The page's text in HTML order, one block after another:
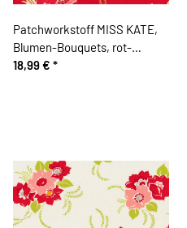
Patchworkstoff MISS KATE,
Blumen-Bouquets, rot-
hellgrün, Moda Fabrics
18,99 € *